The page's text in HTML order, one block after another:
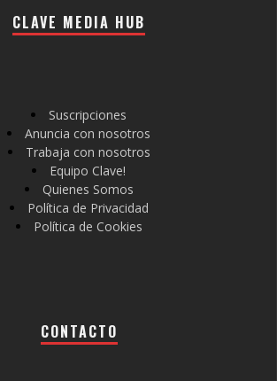
CLAVE MEDIA HUB
Suscripciones
Anuncia con nosotros
Trabaja con nosotros
Equipo Clave!
Quienes Somos
Política de Privacidad
Política de Cookies
CONTACTO